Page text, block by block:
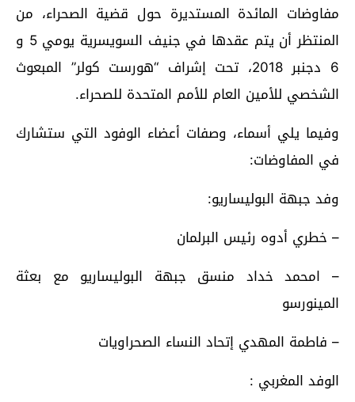
مفاوضات المائدة المستديرة حول قضية الصحراء، من
المنتظر أن يتم عقدها في جنيف السويسرية يومي 5 و
6 دجنبر 2018، تحت إشراف “هورست كولر” المبعوث
الشخصي للأمين العام للأمم المتحدة للصحراء.
وفيما يلي أسماء، وصفات أعضاء الوفود التي ستشارك
في المفاوضات:
وفد جبهة البوليساريو:
– خطري أدوه رئيس البرلمان
– امحمد خداد منسق جبهة البوليساريو مع بعثة
المينورسو
– فاطمة المهدي إتحاد النساء الصحراويات
الوفد المغربي :